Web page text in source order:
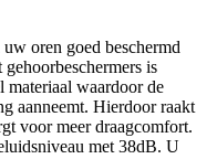
oren goed beschermd
is
materiaal waardoor de
aanneemt. Hierdoor raakt
voor meer draagcomfort.
met 38dB. U